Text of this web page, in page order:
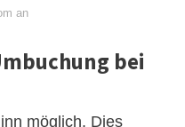
an
bei
möglich. Dies